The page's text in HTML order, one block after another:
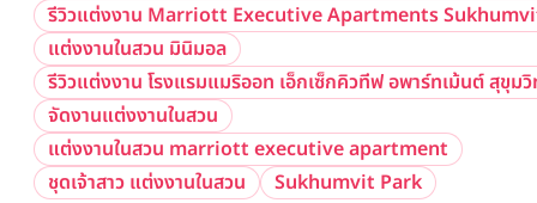
รีวิวแต่งงาน Marriott Executive Apartments
แต่งงานในสวน มินิมอล
รีวิวแต่งงาน โรงแรมแมริออท เอ็กเซ็กคิวทีฟ อพาร์ทเม้นต์ สุขุม
จัดงานแต่งงานในสวน
แต่งงานในสวน marriott executive apartment
ชุดเจ้าสาว แต่งงานในสวน
Sukhumvit Park